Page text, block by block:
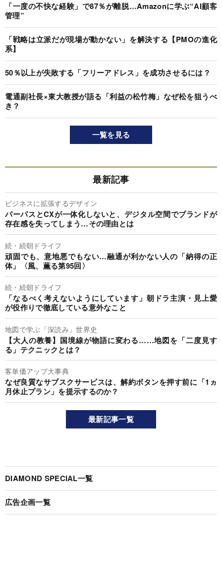
「一度の不快な経験」で87％が離脱…Amazonに学ぶ“AI顧客
管理”
「戦略は立派だが現場が動かない」を解決する【PMOの進化
系】
50％以上が失敗する「フリーアドレス」を成功させるには？
電通副社長×東大教授が語る「利益の松竹梅」なぜ松を狙うべ
き？
一覧を見る
最新記事
ビジネスに拡張するデザイン
パーパスとCXが一体化しないと、デジタル空間でブランドが
存在感を失ってしまう…その理由とは
続・続朝ドライフ
頑固でも、意地悪でもない…融通が利かない人の「納得の正
体」〈風、薫る第95回〉
続・続朝ドライフ
「なるべく考えないようにしています」朝ドラ主演・見上愛
が役作りで徹底している意外なこと
地図で学ぶ「深読み」世界史
【大人の教養】国境線が物語に変わる……地図を「二度見す
る」テクニックとは？
客単価アップ大事典
なぜ良質なサブスクサービスは、解約ボタンを押す前に「1ヵ
月休止プラン」を提示するのか？
最新記事一覧
DIAMOND SPECIAL一覧
広告企画一覧